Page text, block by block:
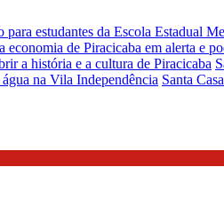
estudantes da Escola Estadual
de Piracicaba em alerta e
a história e a cultura de Piracicaba
na Vila Independência Santa